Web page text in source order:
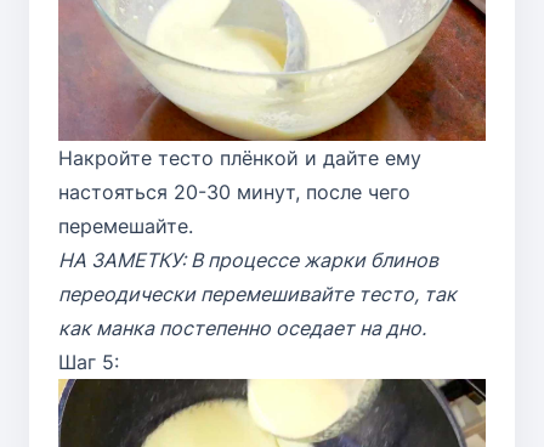
Накройте тесто плёнкой и дайте ему
настояться 20-30 минут, после чего
перемешайте.
НА ЗАМЕТКУ: В процессе жарки блинов
переодически перемешивайте тесто, так
как манка постепенно оседает на дно.
Шаг 5: